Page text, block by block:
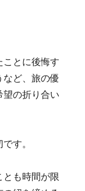
ことに後悔す
など、旅の優
望の折り合い
す。
とも時間が限